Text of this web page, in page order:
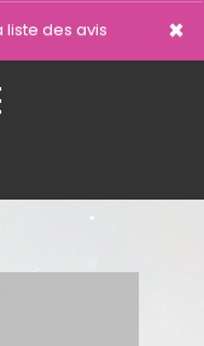
×
liste des avis ×